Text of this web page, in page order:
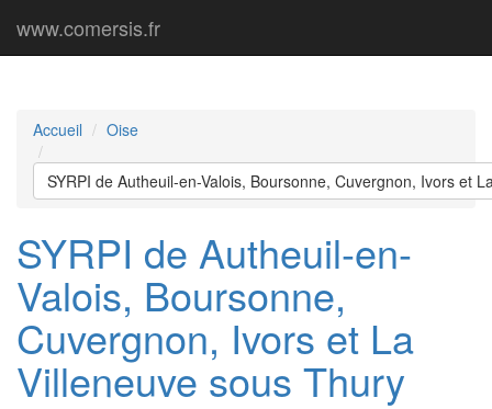
www.comersis.fr
Accueil Oise
SYRPI de Autheuil-en-Valois, Boursonne, Cuvergnon, Ivors et
SYRPI de Autheuil-en-
Valois, Boursonne,
Cuvergnon, Ivors et La
Villeneuve sous Thury